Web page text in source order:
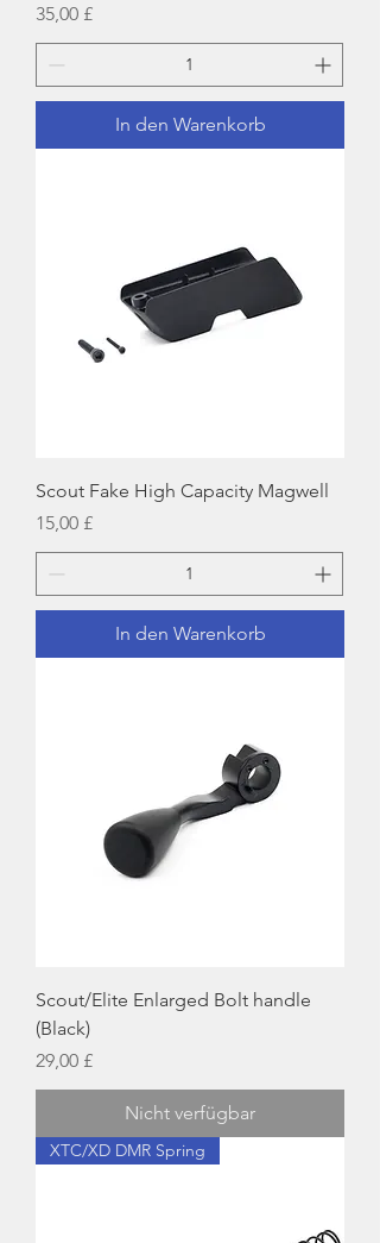
Preis
35,00 £
In den Warenkorb
Scout Fake High Capacity Magwell
Preis
15,00 £
In den Warenkorb
Scout/Elite Enlarged Bolt handle
(Black)
Preis
29,00 £
Nicht verfügbar
XTC/XD DMR Spring